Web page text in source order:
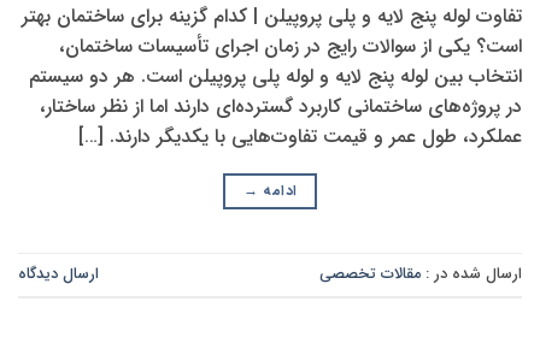
تفاوت لوله پنج لایه و پلی پروپیلن | کدام گزینه برای ساختمان بهتر
است؟ یکی از سوالات رایج در زمان اجرای تأسیسات ساختمان،
انتخاب بین لوله پنج لایه و لوله پلی پروپیلن است. هر دو سیستم
در پروژه‌های ساختمانی کاربرد گسترده‌ای دارند اما از نظر ساختار،
عملکرد، طول عمر و قیمت تفاوت‌هایی با یکدیگر دارند. […]
ادامه →
ارسال شده در : مقالات تخصصی ارسال دیدگاه